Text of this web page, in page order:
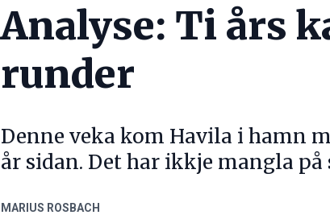
Analyse: Ti års
runder
Denne veka kom Havila i hamn
år sidan. Det har ikkje mangla på
MARIUS ROSBACH